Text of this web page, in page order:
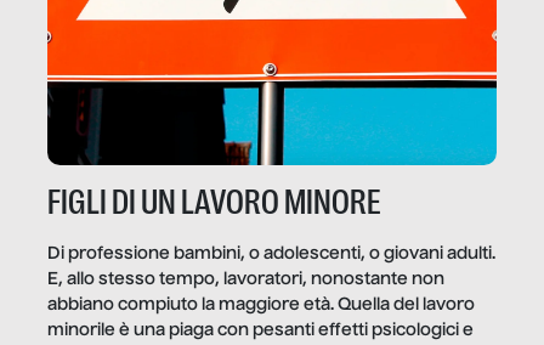
FIGLI DI UN LAVORO MINORE
Di professione bambini, o adolescenti, o giovani adulti.
E, allo stesso tempo, lavoratori, nonostante non
abbiano compiuto la maggiore età. Quella del lavoro
minorile è una piaga con pesanti effetti psicologici e